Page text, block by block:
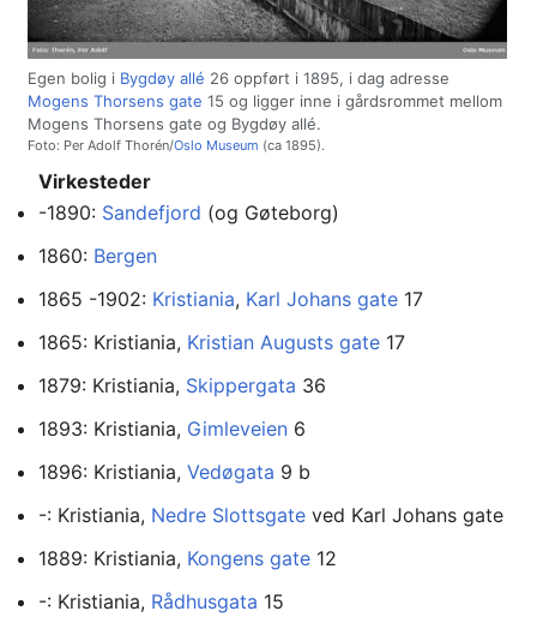
Egen bolig i Bygdøy allé 26 oppført i 1895, i dag adresse
Mogens Thorsens gate 15 og ligger inne i gårdsrommet mellom
Mogens Thorsens gate og Bygdøy allé.
Foto: Per Adolf Thorén/Oslo Museum (ca 1895).
Virkesteder
-1890: Sandefjord (og Gøteborg)
1860: Bergen
1865 -1902: Kristiania, Karl Johans gate 17
1865: Kristiania, Kristian Augusts gate 17
1879: Kristiania, Skippergata 36
1893: Kristiania, Gimleveien 6
1896: Kristiania, Vedøgata 9 b
-: Kristiania, Nedre Slottsgate ved Karl Johans gate
1889: Kristiania, Kongens gate 12
-: Kristiania, Rådhusgata 15